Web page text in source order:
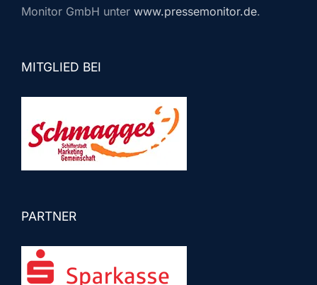
Monitor GmbH unter www.pressemonitor.de.
MITGLIED BEI
PARTNER